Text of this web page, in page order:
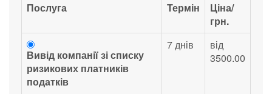
Послуга Термін
Ціна/
грн.
Вивід компанії зі списку
ризикових платників
податків
7 днів
від
3500.00